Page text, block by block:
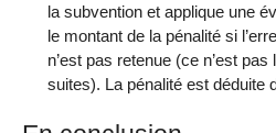
la subvention et applique une
le montant de la pénalité si
n’est pas retenue (ce n’est
suites). La pénalité est déduite